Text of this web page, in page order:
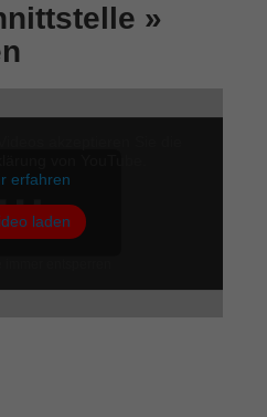
»
erfahren
laden